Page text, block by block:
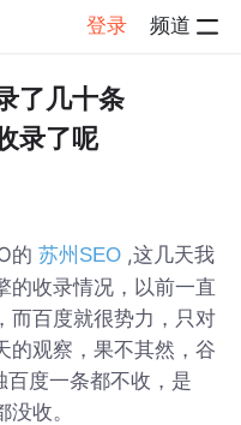
登录 频道
子详情
了几十条
录了呢
的苏州SEO ,这几天我
的收录情况，以前一直
而百度就很势力，只对
的观察，果不其然，谷
度一条都不收，是
收。